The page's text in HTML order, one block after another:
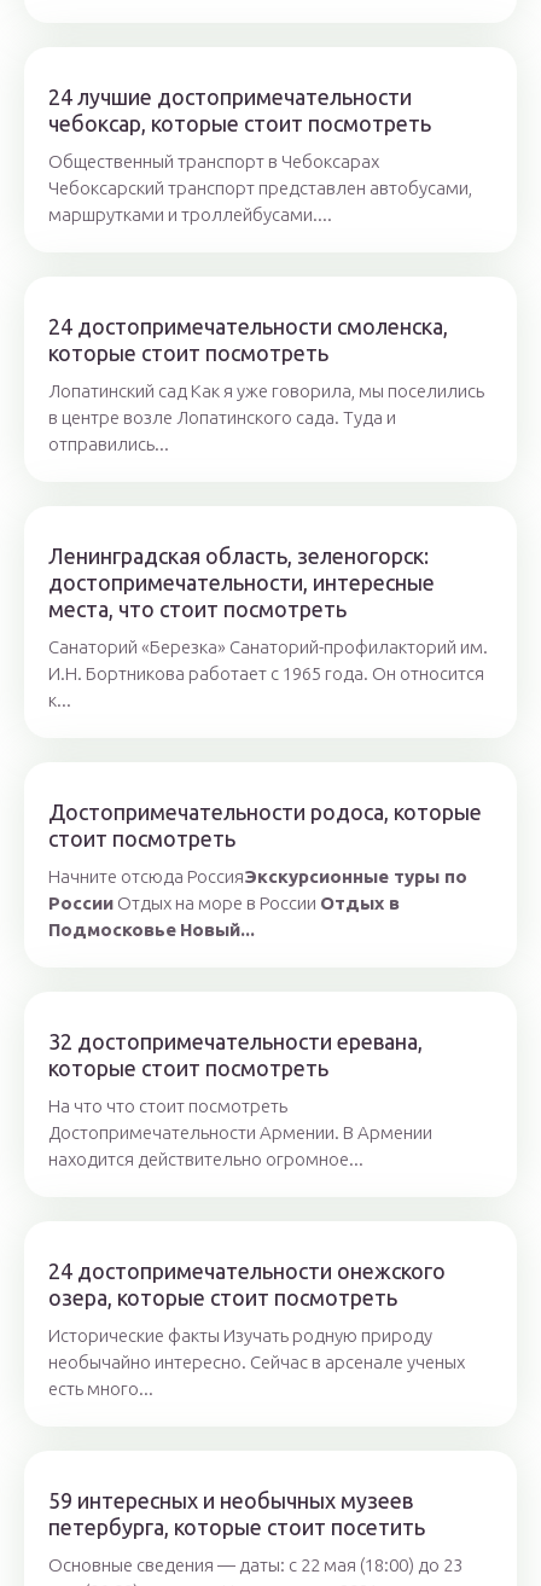
24 лучшие достопримечательности
чебоксар, которые стоит посмотреть
Общественный транспорт в Чебоксарах
Чебоксарский транспорт представлен автобусами,
маршрутками и троллейбусами....
24 достопримечательности смоленска,
которые стоит посмотреть
Лопатинский сад Как я уже говорила, мы поселились
в центре возле Лопатинского сада. Туда и
отправились...
Ленинградская область, зеленогорск:
достопримечательности, интересные
места, что стоит посмотреть
Санаторий «Березка» Санаторий-профилакторий им.
И.Н. Бортникова работает с 1965 года. Он относится
к...
Достопримечательности родоса, которые
стоит посмотреть
Начните отсюда РоссияЭкскурсионные туры по
России Отдых на море в России Отдых в
Подмосковье Новый...
32 достопримечательности еревана,
которые стоит посмотреть
На что что стоит посмотреть
Достопримечательности Армении. В Армении
находится действительно огромное...
24 достопримечательности онежского
озера, которые стоит посмотреть
Исторические факты Изучать родную природу
необычайно интересно. Сейчас в арсенале ученых
есть много...
59 интересных и необычных музеев
петербурга, которые стоит посетить
Основные сведения — даты: с 22 мая (18:00) до 23